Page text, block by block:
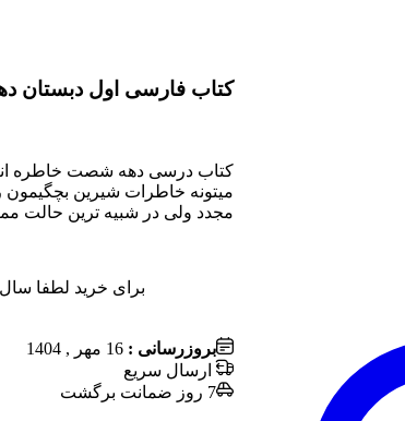
کتاب فارسی اول دبستان
کتاب درسی دهه شصت خاطره
میتونه خاطرات شیرین بچگیمون
مجدد ولی در شبیه ترین حالت
برای خرید لطفا
بروزرسانی : 16 مهر , 1404
ارسال سریع
7 روز ضمانت برگشت